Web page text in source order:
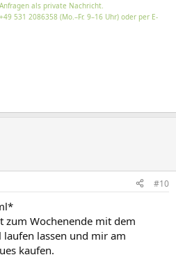
als private Nachricht.
531 2086358 (Mo.–Fr. 9–16 Uhr) oder per E-
#10
zum Wochenende mit dem
lassen und mir am
kaufen.